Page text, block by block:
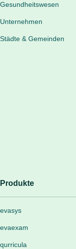
Gesundheitswesen
Unternehmen
Städte & Gemeinden
Produkte
evasys
evaexam
qurricula